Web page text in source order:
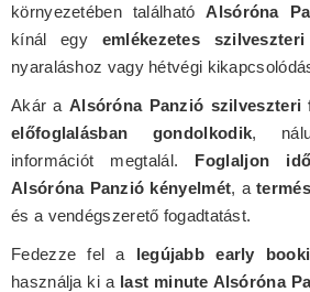
környezetében találhatóAlsóróna
kínál egy emlékezetes
nyaraláshoz vagy hétvégi
Akár a Alsóróna Panzió szilveszteri
előfoglalásban gondolkodik,
információt megtalál. Foglaljon
Alsóróna Panzió kényelmét, a
és a vendégszerető fogadtatást.
Fedezze fel a legújabb early
használja ki a last minute Alsóróna